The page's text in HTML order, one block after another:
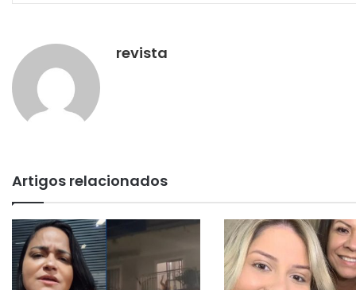
revista
Artigos relacionados